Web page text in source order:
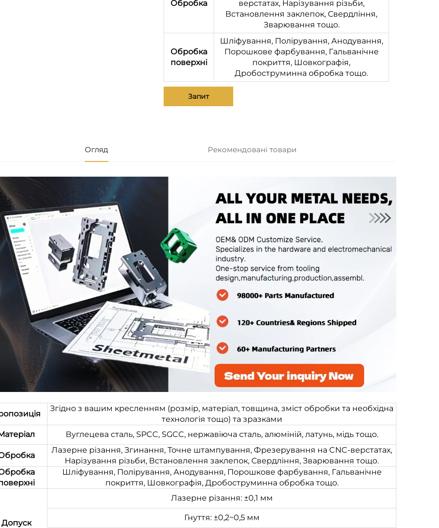
Обробка
верстатах, Нарізування різьби,
Встановлення заклепок, Свердління,
Зварювання тощо.
Обробка
поверхні
Шліфування, Полірування, Анодування,
Порошкове фарбування, Гальванічне
покриття, Шовкографія,
Дробоструминна обробка тощо.
Запит
Огляд Рекомендовані товари
Згідно з вашим кресленням (розмір, матеріал, товщина, зміст обробки та необхідна
технологія тощо) та зразками
Вуглецева сталь, SPCC, SGCC, нержавіюча сталь, алюміній, латунь, мідь тощо.
Лазерне різання, Згинання, Точне штампування, Фрезерування на CNC-верстатах,
Нарізування різьби, Встановлення заклепок, Свердління, Зварювання тощо.
Шліфування, Полірування, Анодування, Порошкове фарбування, Гальванічне
покриття, Шовкографія, Дробоструминна обробка тощо.
Допуск
Лазерне різання: ±0,1 мм
Гнуття: ±0,2~0,5 мм